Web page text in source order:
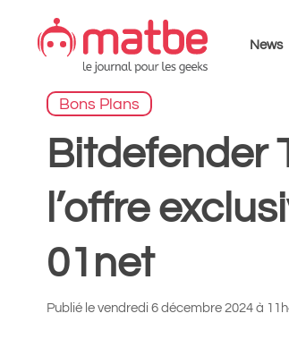
contenu
News
Bons Plans
Bitdefender
l’offre
01net
Publié levendredi 6 décembre 2024 à